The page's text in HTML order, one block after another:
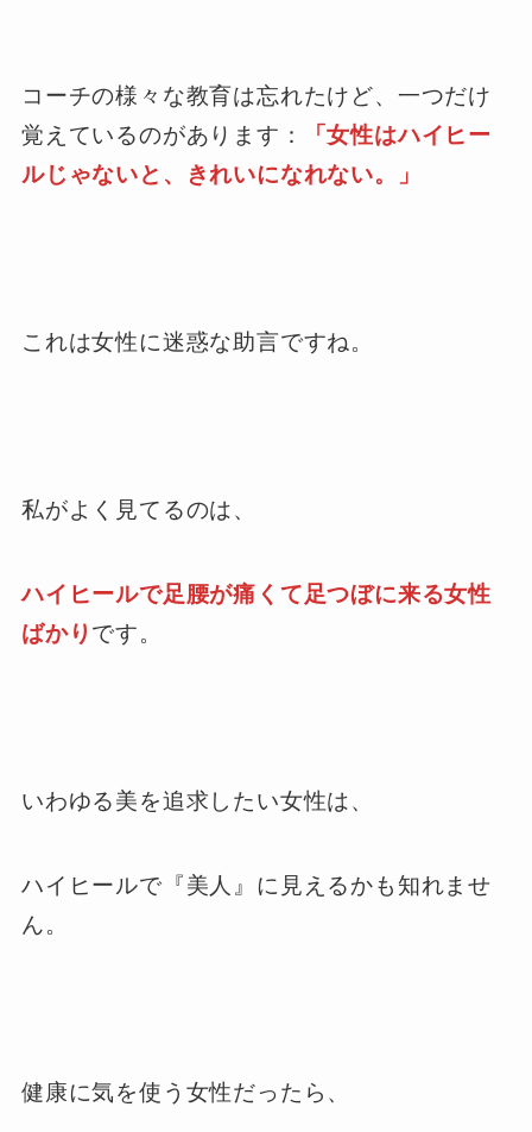
コーチの様々な教育は忘れたけど、一つだけ
覚えているのがあります：
「女性はハイヒー
ルじゃないと、きれいになれない。」
これは女性に迷惑な助言ですね。
私がよく見てるのは、
ハイヒールで足腰が痛くて足つぼに来る女性
ばかり です。
いわゆる美を追求したい女性は、
ハイヒールで『美人』に見えるかも知れませ
ん。
健康に気を使う女性だったら、